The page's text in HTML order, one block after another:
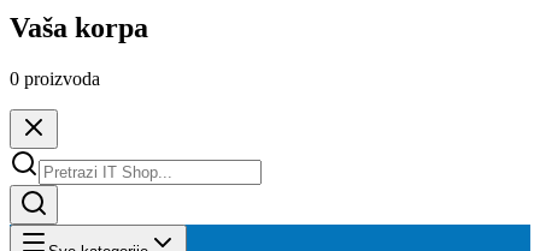
Vaša korpa
0 proizvoda